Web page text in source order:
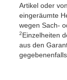
Artikel oder
eingeräumte
wegen Sach-
2Einzelheiten
aus den